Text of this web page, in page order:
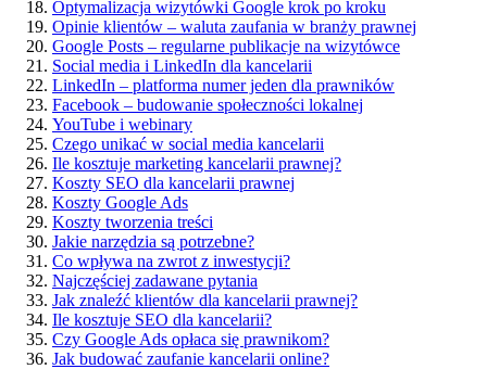
Optymalizacja wizytówki Google krok po kroku
Opinie klientów – waluta zaufania w branży prawnej
Google Posts – regularne publikacje na wizytówce
Social media i LinkedIn dla kancelarii
LinkedIn – platforma numer jeden dla prawników
Facebook – budowanie społeczności lokalnej
YouTube i webinary
Czego unikać w social media kancelarii
Ile kosztuje marketing kancelarii prawnej?
Koszty SEO dla kancelarii prawnej
Koszty Google Ads
Koszty tworzenia treści
Jakie narzędzia są potrzebne?
Co wpływa na zwrot z inwestycji?
Najczęściej zadawane pytania
Jak znaleźć klientów dla kancelarii prawnej?
Ile kosztuje SEO dla kancelarii?
Czy Google Ads opłaca się prawnikom?
Jak budować zaufanie kancelarii online?